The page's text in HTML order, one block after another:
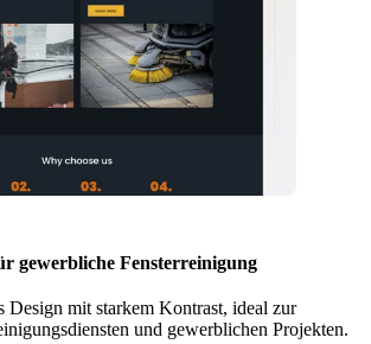
gewerbliche Fensterreinigung
Design mit starkem Kontrast, ideal zur
und gewerblichen Projekten.